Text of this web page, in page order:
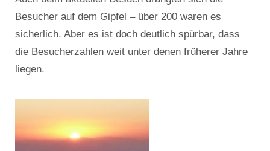
Besucher auf dem Gipfel – über 200 waren es
sicherlich. Aber es ist doch deutlich spürbar, dass
die Besucherzahlen weit unter denen früherer Jahre
liegen.